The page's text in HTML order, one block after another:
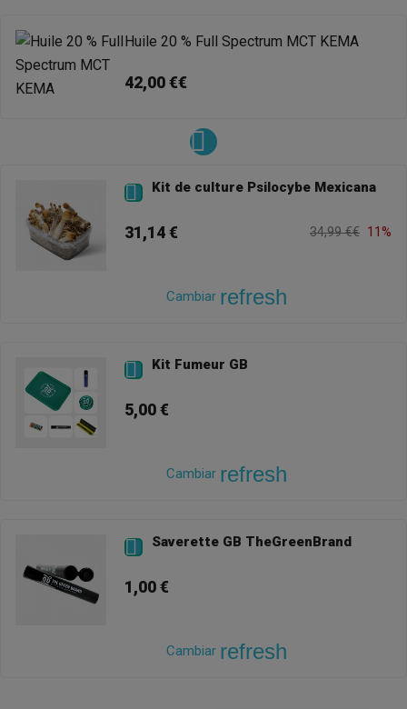
Huile 20 % Full Spectrum MCT KEMA
42,00 €€
 Kit de culture Psilocybe Mexicana
31,14 € 34,99 €€ 11%
Cambiar refresh
 Kit Fumeur GB
5,00 €
Cambiar refresh
 Saverette GB TheGreenBrand
1,00 €
Cambiar refresh